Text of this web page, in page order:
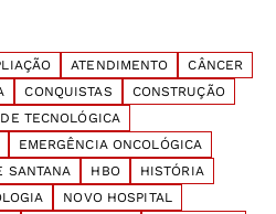
ATENDIMENTO
CÂNCER
CONQUISTAS
CONSTRUÇÃO
TECNOLÓGICA
EMERGÊNCIA ONCOLÓGICA
SANTANA HBO
HISTÓRIA
NOVO HOSPITAL